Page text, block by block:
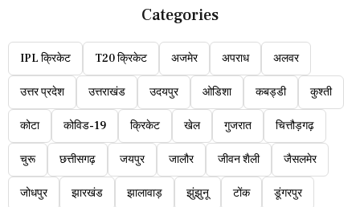
Categories
IPL क्रिकेट T20 क्रिकेट अजमेर अपराध अलवर
उत्तर प्रदेश उत्तराखंड उदयपुर ओडिशा कबड्डी कुश्ती
कोटा कोविड-19 क्रिकेट खेल गुजरात चित्तौड़गढ़
चुरू छत्तीसगढ़ जयपुर जालौर जीवन शैली जैसलमेर
जोधपुर झारखंड झालावाड़ झुंझुनू टोंक डूंगरपुर